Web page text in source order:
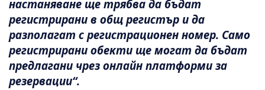
настаняване ще трябва да бъдат
регистрирани в общ регистър и да
разполагат с регистрационен номер. Само
регистрирани обекти ще могат да бъдат
предлагани чрез онлайн платформи за
резервации“.